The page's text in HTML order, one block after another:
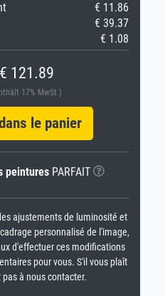
€ 11.86
€ 39.37
€ 1.08
€ 121.89
17% MwSt.)
le panier
peinturesPARFAIT
ajustements de luminosité et
personnalisé de l'image,
d'effectuer ces modifications
pour vous. S'il vous plaît
pas à nous contacter.